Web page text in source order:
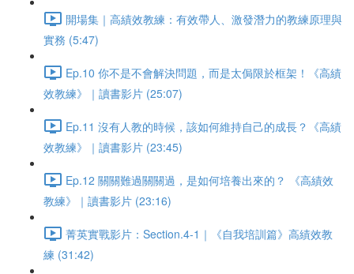
開場集｜高績效教練：有效帶人、激發潛力的教練原理與
實務 (5:47)
Ep.10 你不是不會解決問題，而是太侷限於框架！《高績
效教練》｜讀書影片 (25:07)
Ep.11 沒有人教的時候，該如何維持自己的成長？《高績
效教練》｜讀書影片 (23:45)
Ep.12 關關難過關關過，是如何培養出來的？ 《高績效
教練》｜讀書影片 (23:16)
菁英實戰影片：Section.4-1｜《自我培訓篇》高績效教
練 (31:42)